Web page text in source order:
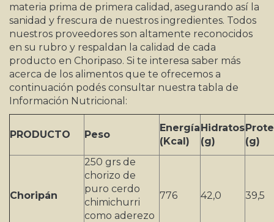
materia prima de primera calidad, asegurando así la
sanidad y frescura de nuestros ingredientes. Todos
nuestros proveedores son altamente reconocidos
en su rubro y respaldan la calidad de cada
producto en Choripaso. Si te interesa saber más
acerca de los alimentos que te ofrecemos a
continuación podés consultar nuestra tabla de
Información Nutricional:
PRODUCTO Peso
Energía
(Kcal)
Hidratos
(g)
(g)
Choripán
250 grs de
chorizo de
puro cerdo
chimichurri
como aderezo
776 42,0 39,5